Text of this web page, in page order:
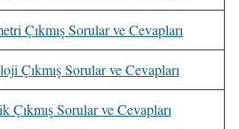
Çıkmış Sorular ve Cevapları
Çıkmış Sorular ve Cevapları
Çıkmış Sorular ve Cevapları